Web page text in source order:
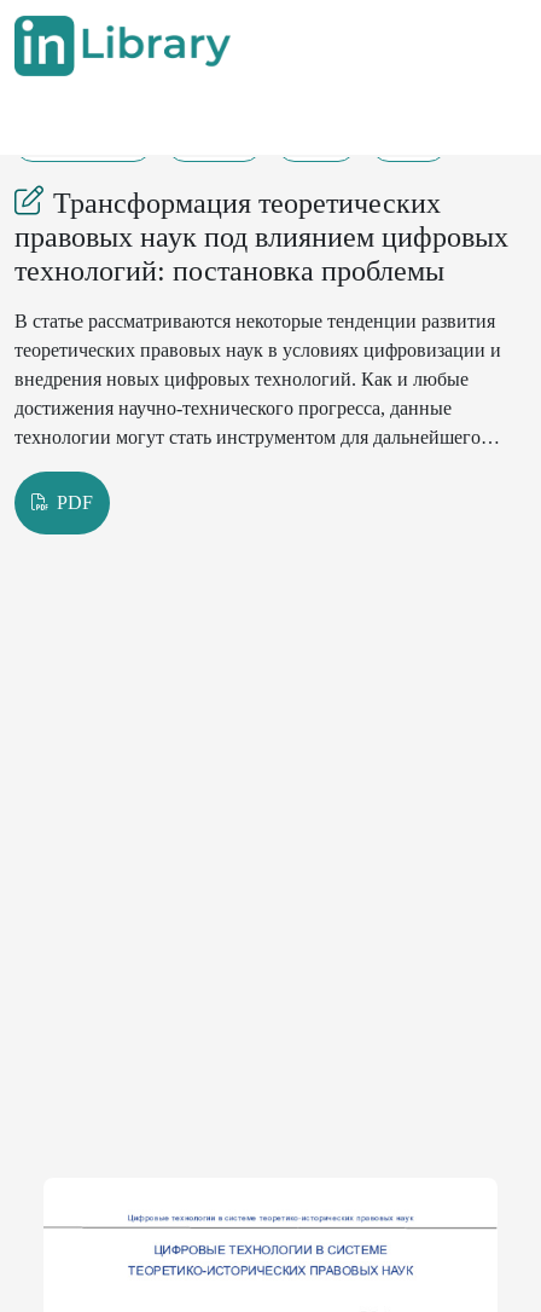
Трансформация теоретических
правовых наук под влиянием цифровых
технологий: постановка проблемы
В статье рассматриваются некоторые тенденции развития
теоретических правовых наук в условиях цифровизации и
внедрения новых цифровых технологий. Как и любые
достижения научно-технического прогресса, данные
технологии могут стать инструментом для дальнейшего
деструктивное воздействие на правовую систему, допуская
нарушение устоявшихся правовых принципов,
PDF